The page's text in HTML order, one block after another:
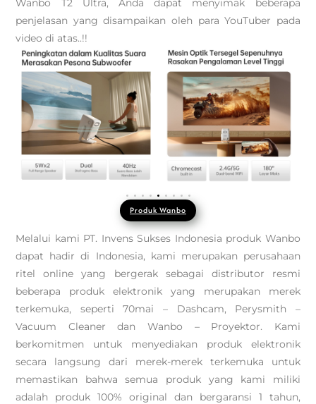
Wanbo T2 Ultra, Anda dapat menyimak beberapa
penjelasan yang disampaikan oleh para YouTuber pada
video di atas..!!
Produk Wanbo
Melalui kami PT. Invens Sukses Indonesia produk Wanbo
dapat hadir di Indonesia, kami merupakan perusahaan
ritel online yang bergerak sebagai distributor resmi
beberapa produk elektronik yang merupakan merek
terkemuka, seperti 70mai – Dashcam, Perysmith –
Vacuum Cleaner dan Wanbo – Proyektor. Kami
berkomitmen untuk menyediakan produk elektronik
secara langsung dari merek-merek terkemuka untuk
memastikan bahwa semua produk yang kami miliki
adalah produk 100% original dan bergaransi 1 tahun,